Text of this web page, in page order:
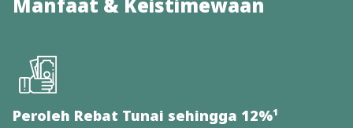
Manfaat & Keistimewaan
Peroleh Rebat Tunai sehingga 12%¹